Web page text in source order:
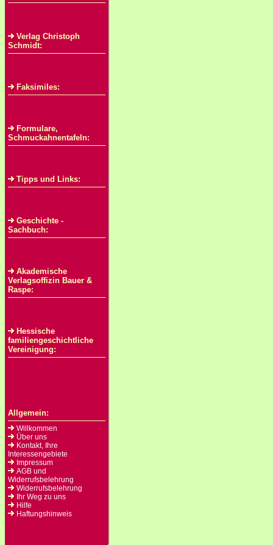
Verlag Christoph
Schmidt:
Faksimiles:
Formulare,
Schmuckahnentafeln:
Tipps und Links:
Geschichte -
Sachbuch:
Akademische
Verlagsoffizin Bauer &
Raspe:
Hessische
familiengeschichtliche
Vereinigung:
Allgemein:
Willkommen
Über uns
Kontakt, Ihre
Interessengebiete
Impressum
AGB und
Widerrufsbelehrung
Widerrufsbelehrung
Ihr Weg zu uns
Hilfe
Haftungshinweis